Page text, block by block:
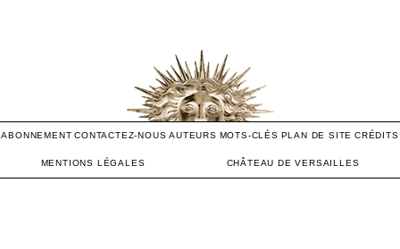
ABONNEMENT CONTACTEZ-NOUS AUTEURS MOTS-CLÉS PLAN DE SITE CRÉDITS
MENTIONS LÉGALES CHÂTEAU DE VERSAILLES